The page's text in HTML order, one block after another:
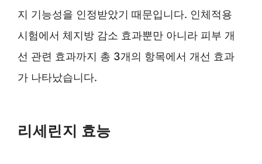
지 기능성을 인정받았기 때문입니다. 인체적용
시험에서 체지방 감소 효과뿐만 아니라 피부 개
선 관련 효과까지 총 3개의 항목에서 개선 효과
가 나타났습니다.
리세린지 효능